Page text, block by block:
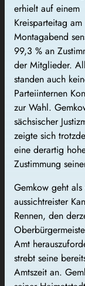
erhielt auf einem
Kreisparteitag am
Montagabend
99,3 % an
der Mitglieder.
standen auch
Parteiinternen
zur Wahl.
sächsischer
zeigte sich
eine derartig
Zustimmung
Gemkow geht
aussichtreister
Rennen, den
Amt
strebt seine
Amtszeit an.